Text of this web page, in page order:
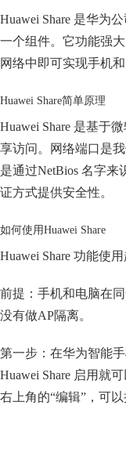
Huawei Share 是华为
一个组件。它功能强
网络中即可实现手机
Huawei Share简单原理
Huawei Share 是基于
享访问。网络端口是
是通过NetBios 名字来
证方式提供安全性。
如何使用Huawei Share
Huawei Share 功能使
前提：手机和电脑在
没有做AP隔离。
第一步：在华为智能
Huawei Share 启用就
右上角的“编辑”，可